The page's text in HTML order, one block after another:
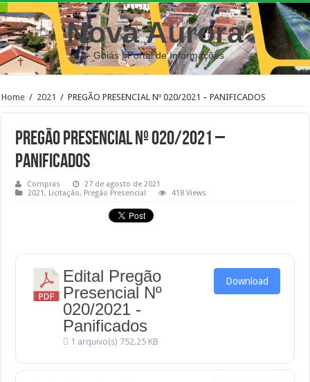
Nova Aurora
– Goiás | Portal de Informações
Home / 2021 / PREGÃO PRESENCIAL Nº 020/2021 – PANIFICADOS
PREGÃO PRESENCIAL Nº 020/2021 –
PANIFICADOS
Compras
27 de agosto de 2021
2021, Licitação, Pregão Presencial 418 Views
Edital Pregão
Presencial Nº
020/2021 -
Panificados
1 arquivo(s) 752.25 KB
Download